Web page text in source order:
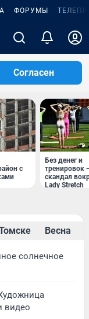
ФОРУМЫ
Согласен
с
Без денег и
тренировок
скандал
Lady Stretch
Весна
солнечное
видео